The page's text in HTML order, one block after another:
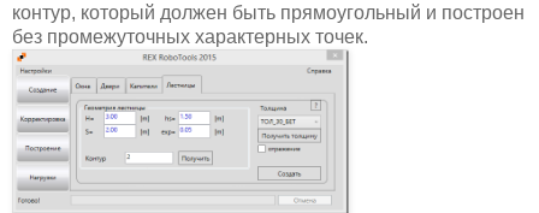
контур, который должен быть прямоугольный и построен
без промежуточных характерных точек.